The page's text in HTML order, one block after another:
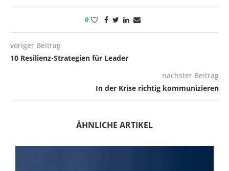
0
voriger Beitrag
10 Resilienz-Strategien für Leader
nächster Beitrag
In der Krise richtig kommunizieren
ÄHNLICHE ARTIKEL